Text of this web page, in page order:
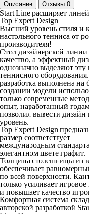
Описание Отзывы 0
Start Line расширяет
Top Expert Design.
Высший уровень стиля и
настольного тенниса от
производителя!
Стол дизайнерской
качество, а эффектный
однозначно выделяют
теннисного
разработка выполнена на
создании модели
только современные
опыт, наработанный
позволил вывести
уровень.
Top Expert Design
размер соответствует
международным
элегантном цвете графит.
Толщина столешницы из
обеспечивает
по всей поверхности.
только усиливает
и повышает качество
Комфортная система
авторской разработкой